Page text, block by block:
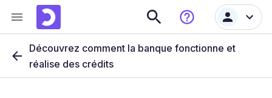
Découvrez comment la banque fonctionne et
réalise des crédits